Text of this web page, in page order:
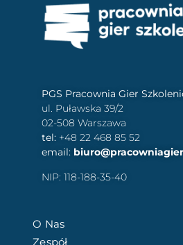
PGS Pracownia Gier
ul. Puławska 39/2
02-508 Warszawa
tel: +48 22 468 85 52
email:
NIP: 118-188-35-40
O Nas
Zespół